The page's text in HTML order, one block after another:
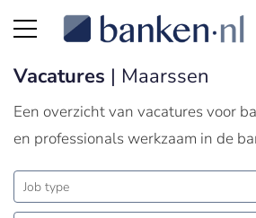
Vacatures | Maarssen
Een overzicht van vacatures voor
en professionals werkzaam in de
Job type